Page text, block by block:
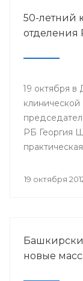
50-летний
отделения
19 октября
РБ Георгия
летнему
19 октября
новые